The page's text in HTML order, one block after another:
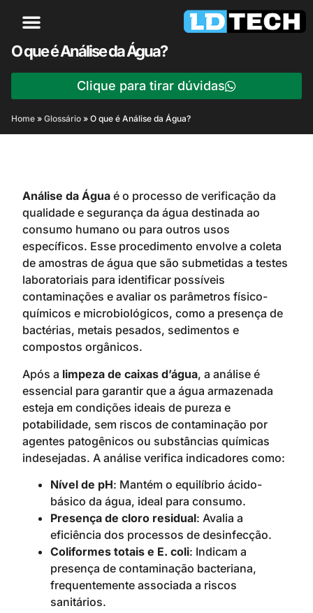
O que é Análise da Água?
Clique para tirar dúvidas
Home » Glossário » O que é Análise da Água?
Análise da Água é o processo de verificação da
qualidade e segurança da água destinada ao
consumo humano ou para outros usos
específicos. Esse procedimento envolve a coleta
de amostras de água que são submetidas a testes
laboratoriais para identificar possíveis
contaminações e avaliar os parâmetros físico-
químicos e microbiológicos, como a presença de
bactérias, metais pesados, sedimentos e
compostos orgânicos.
Após a limpeza de caixas d’água, a análise é
essencial para garantir que a água armazenada
esteja em condições ideais de pureza e
potabilidade, sem riscos de contaminação por
agentes patogênicos ou substâncias químicas
indesejadas. A análise verifica indicadores como:
Nível de pH: Mantém o equilíbrio ácido-
básico da água, ideal para consumo.
Presença de cloro residual: Avalia a
eficiência dos processos de desinfecção.
Coliformes totais e E. coli: Indicam a
presença de contaminação bacteriana,
frequentemente associada a riscos
sanitários.